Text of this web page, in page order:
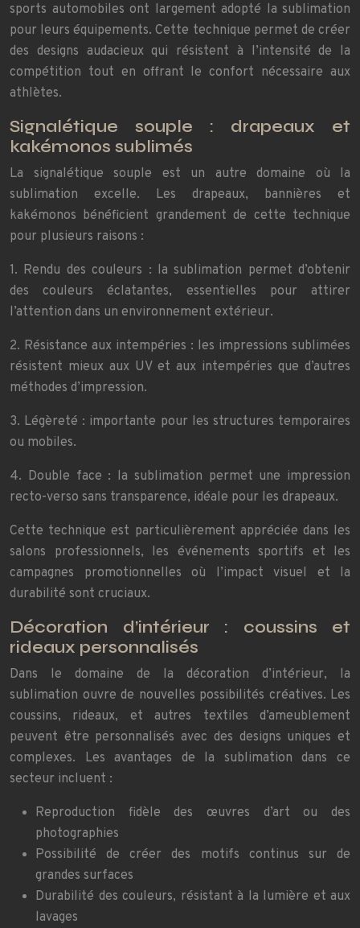
sports automobiles ont largement adopté la sublimation
pour leurs équipements. Cette technique permet de créer
des designs audacieux qui résistent à l’intensité de la
compétition tout en offrant le confort nécessaire aux
athlètes.
Signalétique souple : drapeaux et
kakémonos sublimés
La signalétique souple est un autre domaine où la
sublimation excelle. Les drapeaux, bannières et
kakémonos bénéficient grandement de cette technique
pour plusieurs raisons :
1. Rendu des couleurs : la sublimation permet d’obtenir
des couleurs éclatantes, essentielles pour attirer
l’attention dans un environnement extérieur.
2. Résistance aux intempéries : les impressions sublimées
résistent mieux aux UV et aux intempéries que d’autres
méthodes d’impression.
3. Légèreté : importante pour les structures temporaires
ou mobiles.
4. Double face : la sublimation permet une impression
recto-verso sans transparence, idéale pour les drapeaux.
Cette technique est particulièrement appréciée dans les
salons professionnels, les événements sportifs et les
campagnes promotionnelles où l’impact visuel et la
durabilité sont cruciaux.
Décoration d’intérieur : coussins et
rideaux personnalisés
Dans le domaine de la décoration d’intérieur, la
sublimation ouvre de nouvelles possibilités créatives. Les
coussins, rideaux, et autres textiles d’ameublement
peuvent être personnalisés avec des designs uniques et
complexes. Les avantages de la sublimation dans ce
secteur incluent :
Reproduction fidèle des œuvres d’art ou des
photographies
Possibilité de créer des motifs continus sur de
grandes surfaces
Durabilité des couleurs, résistant à la lumière et aux
lavages